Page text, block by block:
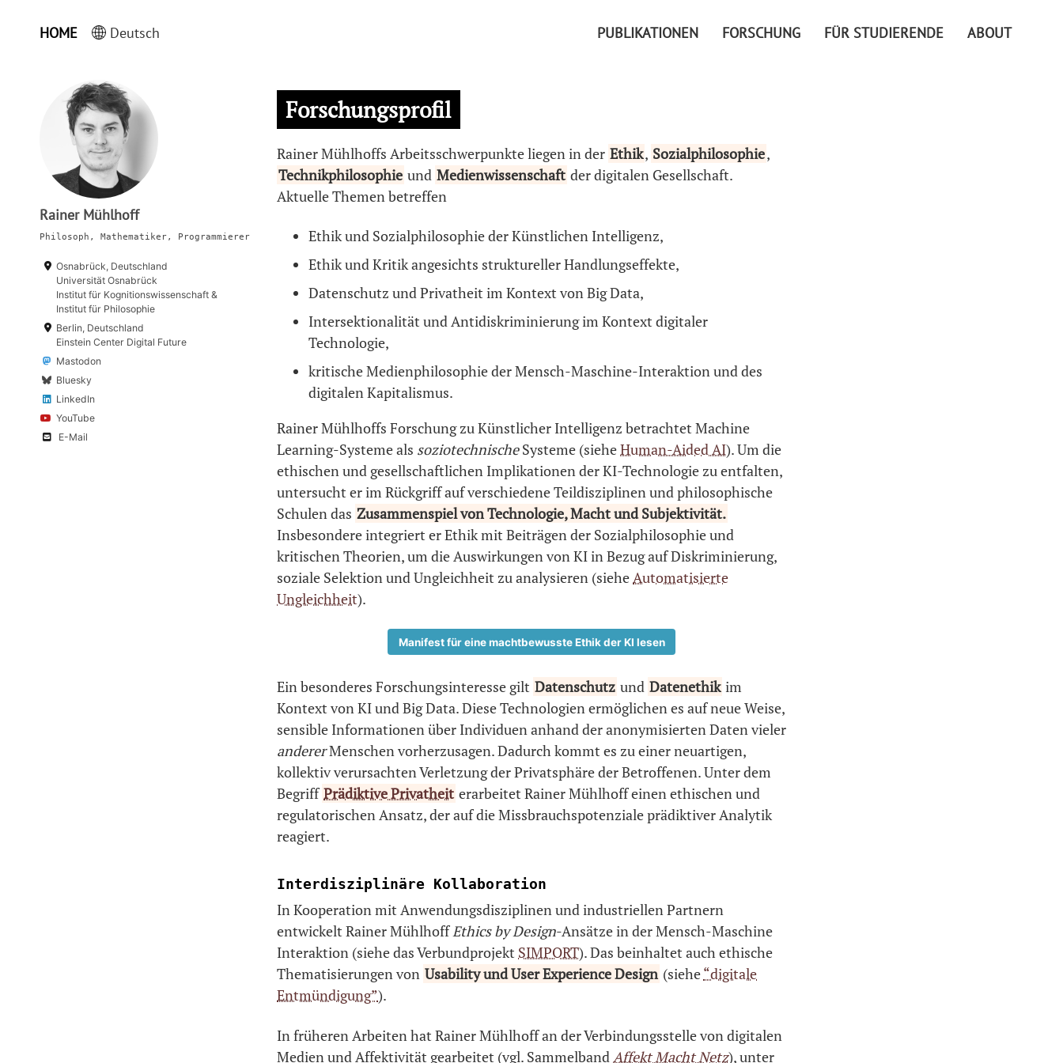
HOME Deutsch PUBLIKATIONEN FORSCHUNG FÜR STUDIERENDE ABOUT
Rainer Mühlhoff
Philosoph, Mathematiker, Programmierer
Osnabrück, Deutschland
Universität Osnabrück
Institut für Kognitionswissenschaft &
Institut für Philosophie
Berlin, Deutschland
Einstein Center Digital Future
Mastodon
Bluesky
LinkedIn
YouTube
E-Mail
Forschungsprofil
Rainer Mühlhoffs Arbeitsschwerpunkte liegen in der Ethik, Sozialphilosophie,
Technikphilosophie und Medienwissenschaft der digitalen Gesellschaft.
Aktuelle Themen betreffen
Ethik und Sozialphilosophie der Künstlichen Intelligenz,
Ethik und Kritik angesichts struktureller Handlungseffekte,
Datenschutz und Privatheit im Kontext von Big Data,
Intersektionalität und Antidiskriminierung im Kontext digitaler
Technologie,
kritische Medienphilosophie der Mensch-Maschine-Interaktion und des
digitalen Kapitalismus.
Rainer Mühlhoffs Forschung zu Künstlicher Intelligenz betrachtet Machine
Learning-Systeme als soziotechnischeSysteme (sieheHuman-Aided AI). Um die
ethischen und gesellschaftlichen Implikationen der KI-Technologie zu entfalten,
untersucht er im Rückgriff auf verschiedene Teildisziplinen und philosophische
Schulen das Zusammenspiel von Technologie, Macht und Subjektivität.
Insbesondere integriert er Ethik mit Beiträgen der Sozialphilosophie und
kritischen Theorien, um die Auswirkungen von KI in Bezug auf Diskriminierung,
soziale Selektion und Ungleichheit zu analysieren (sieheAutomatisierte
Ungleichheit).
Manifest für eine machtbewusste Ethik der KI lesen
Ein besonderes Forschungsinteresse gilt Datenschutz und Datenethik im
Kontext von KI und Big Data. Diese Technologien ermöglichen es auf neue Weise,
sensible Informationen über Individuen anhand der anonymisierten Daten vieler
andererMenschen vorherzusagen. Dadurch kommt es zu einer neuartigen,
kollektiv verursachten Verletzung der Privatsphäre der Betroffenen. Unter dem
Begriff Prädiktive Privatheit erarbeitet Rainer Mühlhoff einen ethischen und
regulatorischen Ansatz, der auf die Missbrauchspotenziale prädiktiver Analytik
reagiert.
Interdisziplinäre Kollaboration
In Kooperation mit Anwendungsdisziplinen und industriellen Partnern
entwickelt Rainer MühlhoffEthics by Design-Ansätze in der Mensch-Maschine
Interaktion (siehe das Verbundprojekt SIMPORT). Das beinhaltet auch ethische
Thematisierungen von Usability und User Experience Design (siehe“digitale
Entmündigung”).
In früheren Arbeiten hat Rainer Mühlhoff an der Verbindungsstelle von digitalen
Medien und Affektivität gearbeitet (vgl. Sammelband Affekt Macht Netz), unter